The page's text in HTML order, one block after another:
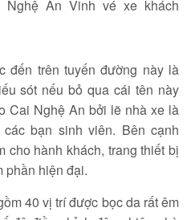
đến trên tuyến đường này là
sót nếu bỏ qua cái tên này
Cai Nghệ An bởi lẽ nhà xe là
bạn sinh viên. Bên cạnh
cho hành khách, trang thiết bị
phần hiện đại.
40 vị trí được bọc da rất êm